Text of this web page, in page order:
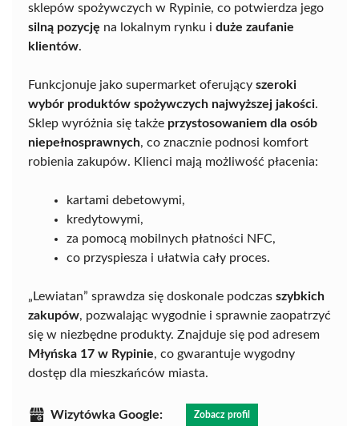
sklepów spożywczych w Rypinie, co potwierdza jego
silną pozycję na lokalnym rynku i duże zaufanie
klientów.
Funkcjonuje jako supermarket oferujący szeroki
wybór produktów spożywczych najwyższej jakości.
Sklep wyróżnia się także przystosowaniem dla osób
niepełnosprawnych, co znacznie podnosi komfort
robienia zakupów. Klienci mają możliwość płacenia:
kartami debetowymi,
kredytowymi,
za pomocą mobilnych płatności NFC,
co przyspiesza i ułatwia cały proces.
„Lewiatan” sprawdza się doskonale podczas szybkich
zakupów, pozwalając wygodnie i sprawnie zaopatrzyć
się w niezbędne produkty. Znajduje się pod adresem
Młyńska 17 w Rypinie, co gwarantuje wygodny
dostęp dla mieszkańców miasta.
Wizytówka Google: Zobacz profil